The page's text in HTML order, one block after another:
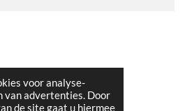
voor analyse-
van advertenties. Door
de site gaat u hiermee